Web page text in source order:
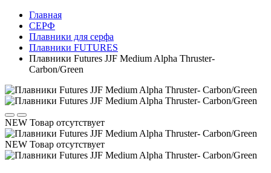
Главная
СЕРФ
Плавники для серфа
Плавники FUTURES
Плавники Futures JJF Medium Alpha Thruster-
Carbon/Green
NEW Товар отсутствует
NEW Товар отсутствует